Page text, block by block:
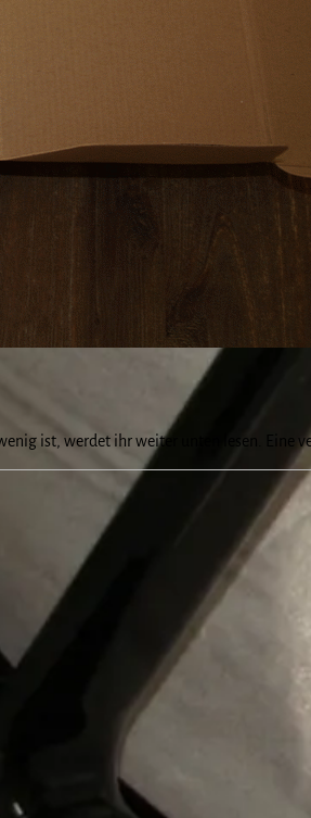
ist, werdet ihr weiter unten lesen. Eine